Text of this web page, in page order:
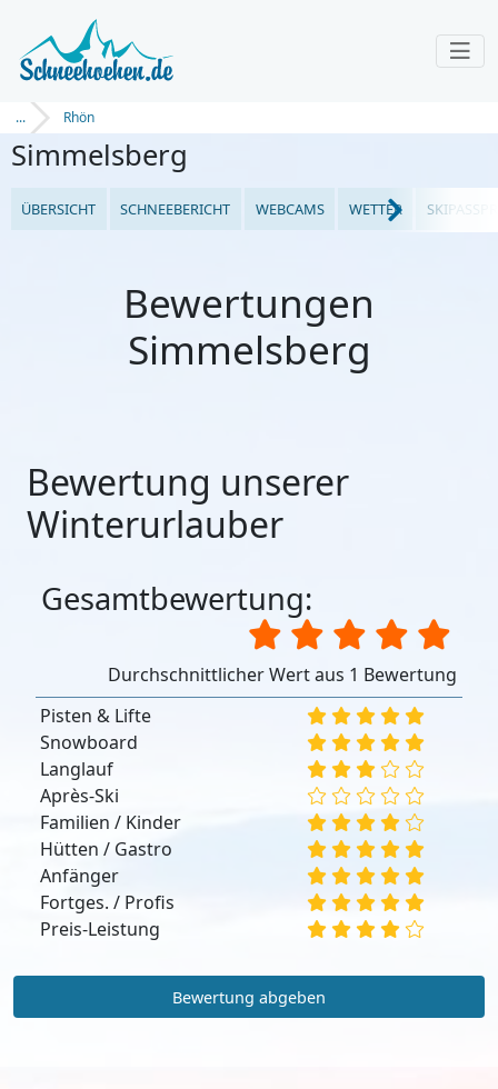
... Rhön
Simmelsberg
ÜBERSICHT SCHNEEBERICHT WEBCAMS WETTER
Bewertungen
Simmelsberg
Bewertung unserer
Winterurlauber
Gesamtbewertung:
Durchschnittlicher Wert aus 1 Bewertung
Pisten & Lifte
Snowboard
Langlauf
Après-Ski
Familien / Kinder
Hütten / Gastro
Anfänger
Fortges. / Profis
Preis-Leistung
Bewertung abgeben